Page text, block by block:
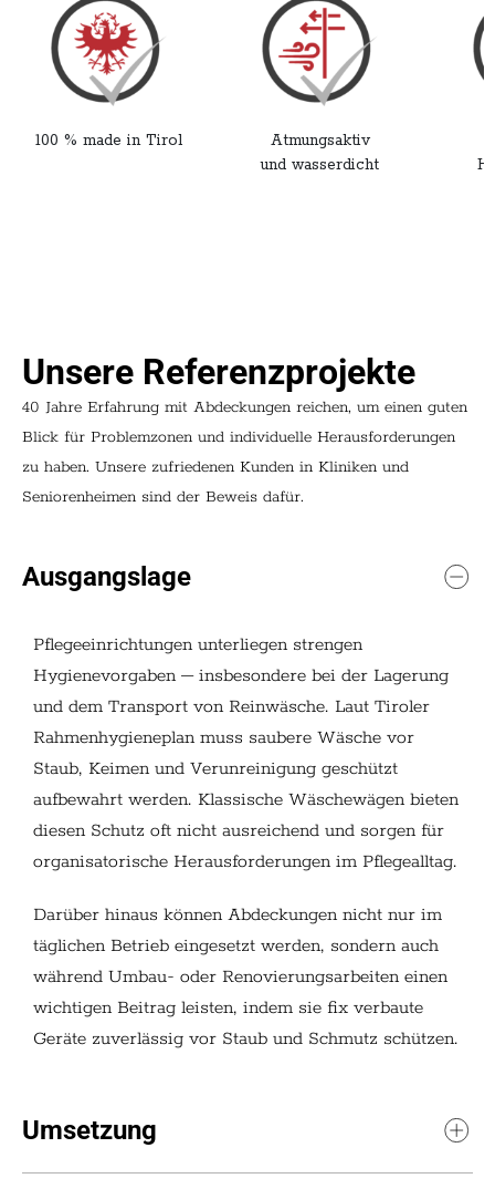
100 % made in Tirol
Atmungsaktiv
und wasserdicht
Unsere Referenzprojekte
40 Jahre Erfahrung mit Abdeckungen reichen, um einen guten
Blick für Problemzonen und individuelle Herausforderungen
zu haben. Unsere zufriedenen Kunden in Kliniken und
Seniorenheimen sind der Beweis dafür.
Ausgangslage
Pflegeeinrichtungen unterliegen strengen
Hygienevorgaben – insbesondere bei der Lagerung
und dem Transport von Reinwäsche. Laut Tiroler
Rahmenhygieneplan muss saubere Wäsche vor
Staub, Keimen und Verunreinigung geschützt
aufbewahrt werden. Klassische Wäschewägen bieten
diesen Schutz oft nicht ausreichend und sorgen für
organisatorische Herausforderungen im Pflegealltag.
Darüber hinaus können Abdeckungen nicht nur im
täglichen Betrieb eingesetzt werden, sondern auch
während Umbau- oder Renovierungsarbeiten einen
wichtigen Beitrag leisten, indem sie fix verbaute
Geräte zuverlässig vor Staub und Schmutz schützen.
Umsetzung